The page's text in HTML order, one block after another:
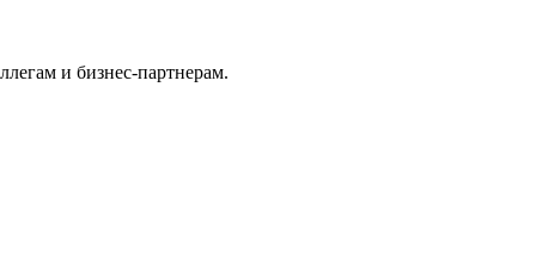
и бизнес-партнерам.